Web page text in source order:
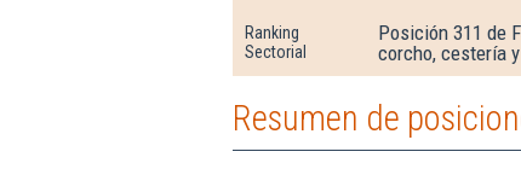
Ranking
Sectorial
Posición 311 de
corcho, cestería
Resumen de